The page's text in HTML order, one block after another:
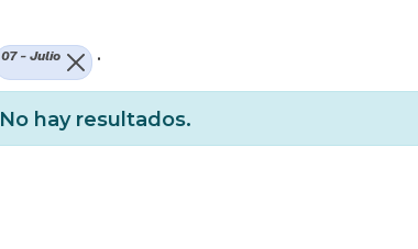
07 - Julio .
No hay resultados.